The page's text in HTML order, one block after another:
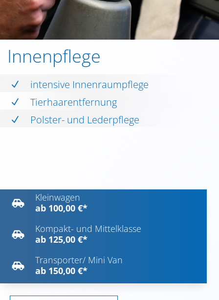
Innenpflege
N intensive Innenraumpflege
N Tierhaarentfernung
N Polster- und Lederpflege

Kleinwagen
ab 100,00 €*

Kompakt- und Mittelklasse
ab 125,00 €*

Transporter/ Mini Van
ab 150,00 €*